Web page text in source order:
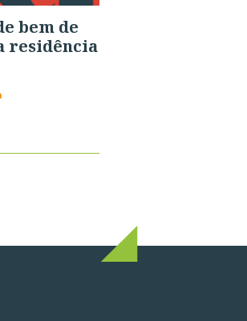
bem de
residência